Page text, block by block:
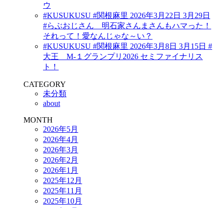
ウ
#KUSUKUSU #関根麻里 2026年3月22日 3月29日
#らぶおじさん 明石家さんまさんもハマった！
それって！愛なんじゃな～い？
#KUSUKUSU #関根麻里 2026年3月8日 3月15日 #
大王 M-１グランプリ2026 セミファイナリス
ト！
CATEGORY
未分類
about
MONTH
2026年5月
2026年4月
2026年3月
2026年2月
2026年1月
2025年12月
2025年11月
2025年10月